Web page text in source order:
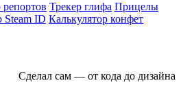
репортов Трекер глифа Прицелы
Steam ID Калькулятор конфет
Сделал сам — от кода до дизайна